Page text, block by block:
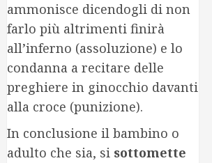
ammonisce dicendogli di non
farlo più altrimenti finirà
all’inferno (assoluzione) e lo
condanna a recitare delle
preghiere in ginocchio davanti
alla croce (punizione).
In conclusione il bambino o
adulto che sia, si sottomette